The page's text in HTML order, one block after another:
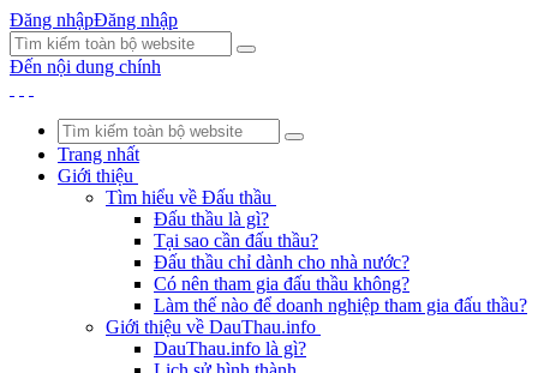
Đăng nhậpĐăng nhập
Đến nội dung chính
Trang nhất
Giới thiệu
Tìm hiểu về Đấu thầu
Đấu thầu là gì?
Tại sao cần đấu thầu?
Đấu thầu chỉ dành cho nhà nước?
Có nên tham gia đấu thầu không?
Làm thế nào để doanh nghiệp tham gia đấu thầu?
Giới thiệu về DauThau.info
DauThau.info là gì?